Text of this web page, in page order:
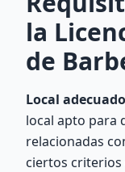
la
de
Local
local apto para
relacionadas
ciertos